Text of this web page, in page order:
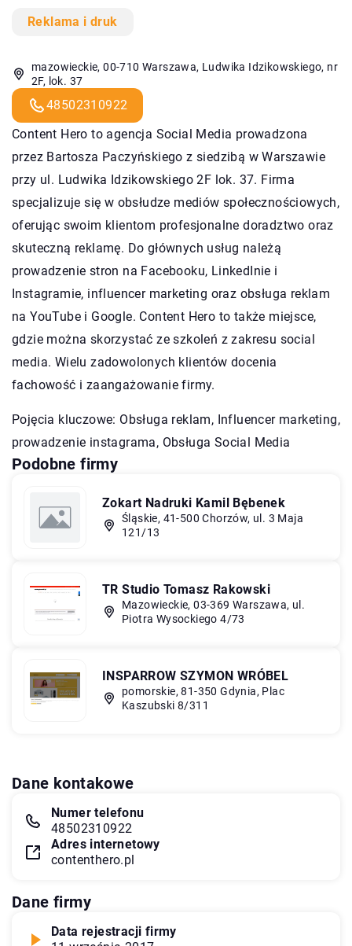
Reklama i druk
mazowieckie, 00-710 Warszawa, Ludwika Idzikowskiego, nr
2F, lok. 37
48502310922
Content Hero to agencja Social Media prowadzona
przez Bartosza Paczyńskiego z siedzibą w Warszawie
przy ul. Ludwika Idzikowskiego 2F lok. 37. Firma
specjalizuje się w obsłudze mediów społecznościowych,
oferując swoim klientom profesjonalne doradztwo oraz
skuteczną reklamę. Do głównych usług należą
prowadzenie stron na Facebooku, LinkedInie i
Instagramie, influencer marketing oraz obsługa reklam
na YouTube i Google. Content Hero to także miejsce,
gdzie można skorzystać ze szkoleń z zakresu social
media. Wielu zadowolonych klientów docenia
fachowość i zaangażowanie firmy.
Pojęcia kluczowe: Obsługa reklam, Influencer marketing,
prowadzenie instagrama, Obsługa Social Media
Podobne firmy
Zokart Nadruki Kamil Bębenek
Śląskie, 41-500 Chorzów, ul. 3 Maja
121/13
TR Studio Tomasz Rakowski
Mazowieckie, 03-369 Warszawa, ul.
Piotra Wysockiego 4/73
INSPARROW SZYMON WRÓBEL
pomorskie, 81-350 Gdynia, Plac
Kaszubski 8/311
Dane kontakowe
Numer telefonu
48502310922
Adres internetowy
contenthero.pl
Dane firmy
Data rejestracji firmy